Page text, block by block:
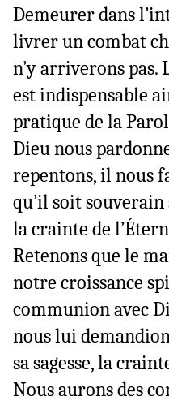
Demeurer dans
livrer un combat
n’y arriverons pas.
est indispensable
pratique de la
Dieu nous
repentons, il nous
qu’il soit souverain
la crainte de
Retenons que le
notre croissance
communion avec
nous lui
sa sagesse, la
Nous aurons des